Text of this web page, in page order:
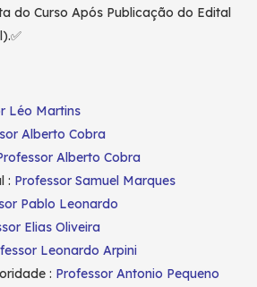
do Curso Após Publicação do Edital
Léo Martins
Alberto Cobra
Alberto Cobra
: Professor Samuel Marques
Pablo Leonardo
Elias Oliveira
Leonardo Arpini
: Professor Antonio Pequeno